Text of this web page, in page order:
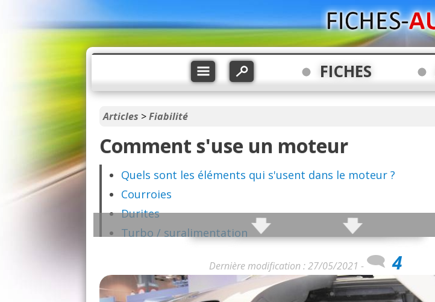
FICHES
Articles >Fiabilité
Comment s'use un moteur
Quels sont les éléments qui s'usent dans le moteur ?
Courroies
Durites
Turbo / suralimentation
Segmentation
Poulies
Dernière modification : 27/05/2021 - 4